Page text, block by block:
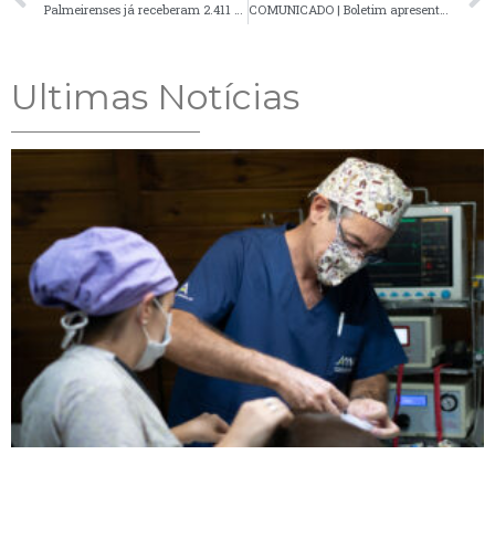
Palmeirenses já receberam 2.411 doses de vacina contra a Covid-19 COMUNICADO | Boletim apresenta 17 novos casos confirmados de Covid-19
Ultimas Notícias